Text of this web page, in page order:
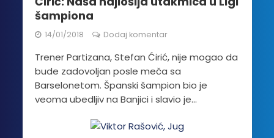
šampiona
14/01/2018 Dodaj komentar
Trener Partizana, Stefan Ćirić, nije mogao da
bude zadovoljan posle meča sa
Barselonetom. Španski šampion bio je
veoma ubedljiv na Banjici i slavio je...